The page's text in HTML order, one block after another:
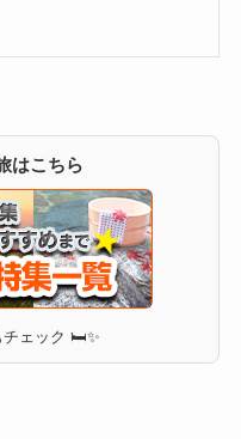
はこちら
チェック 🛏✨